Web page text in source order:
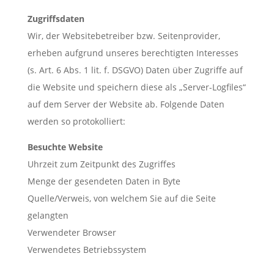
Zugriffsdaten
Wir, der Websitebetreiber bzw. Seitenprovider,
erheben aufgrund unseres berechtigten Interesses
(s. Art. 6 Abs. 1 lit. f. DSGVO) Daten über Zugriffe auf
die Website und speichern diese als „Server-Logfiles“
auf dem Server der Website ab. Folgende Daten
werden so protokolliert:
Besuchte Website
Uhrzeit zum Zeitpunkt des Zugriffes
Menge der gesendeten Daten in Byte
Quelle/Verweis, von welchem Sie auf die Seite
gelangten
Verwendeter Browser
Verwendetes Betriebssystem